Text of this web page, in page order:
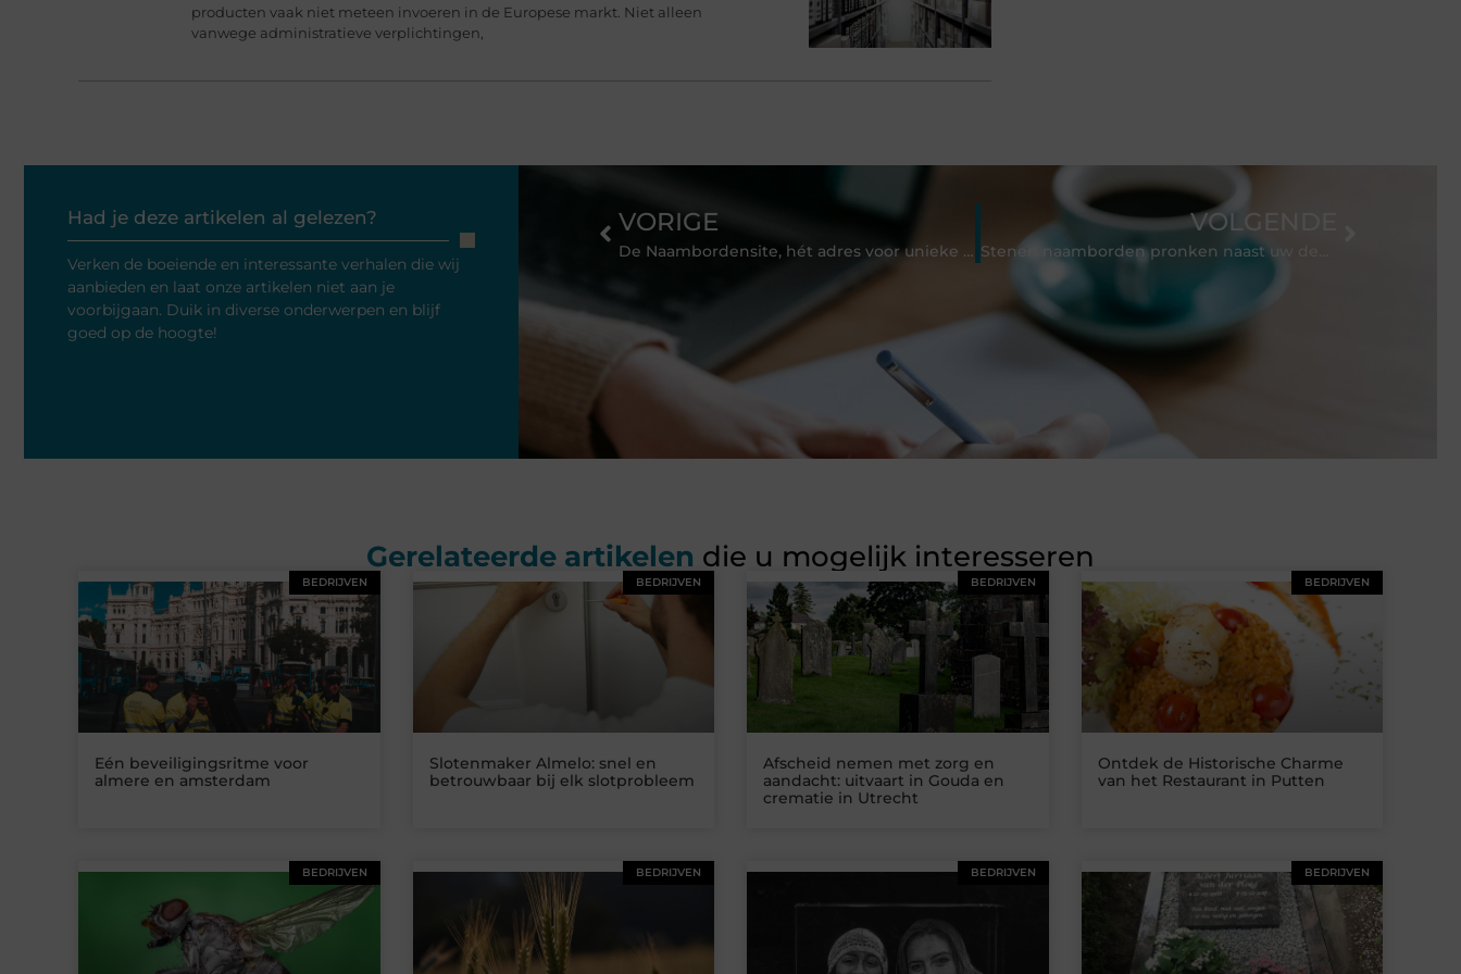
producten vaak niet meteen invoeren in de Europese markt. Niet alleen
vanwege administratieve verplichtingen,
Had je deze artikelen al gelezen?
Verken de boeiende en interessante verhalen die wij
aanbieden en laat onze artikelen niet aan je
voorbijgaan. Duik in diverse onderwerpen en blijf
goed op de hoogte!
VORIGE
De Naambordensite, hét adres voor unieke houten naamborden
VOLGENDE
Gerelateerde artikelen die u mogelijk interesseren
BEDRIJVEN
Eén beveiligingsritme voor
almere en amsterdam
BEDRIJVEN
Slotenmaker Almelo: snel en
betrouwbaar bij elk slotprobleem
BEDRIJVEN
Afscheid nemen met zorg en
aandacht: uitvaart in Gouda en
crematie in Utrecht
BEDRIJVEN
Ontdek de Historische Charme
van het Restaurant in Putten
BEDRIJVEN BEDRIJVEN BEDRIJVEN BEDRIJVEN